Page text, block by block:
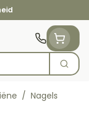
Zoek
/ Nagels